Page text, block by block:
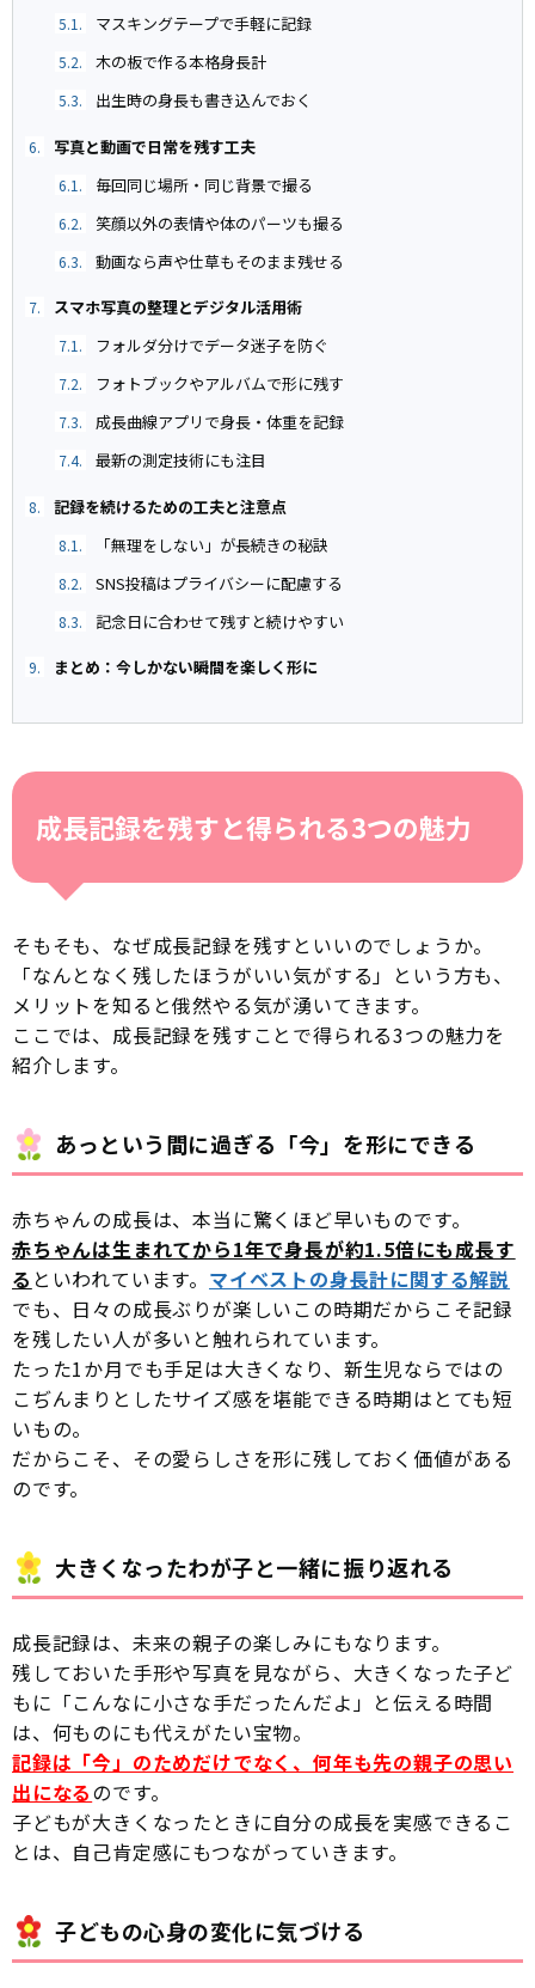
5.1. マスキングテープで手軽に記録
5.2. 木の板で作る本格身長計
5.3. 出生時の身長も書き込んでおく
6. 写真と動画で日常を残す工夫
6.1. 毎回同じ場所・同じ背景で撮る
6.2. 笑顔以外の表情や体のパーツも撮る
6.3. 動画なら声や仕草もそのまま残せる
7. スマホ写真の整理とデジタル活用術
7.1. フォルダ分けでデータ迷子を防ぐ
7.2. フォトブックやアルバムで形に残す
7.3. 成長曲線アプリで身長・体重を記録
7.4. 最新の測定技術にも注目
8. 記録を続けるための工夫と注意点
8.1. 「無理をしない」が長続きの秘訣
8.2. SNS投稿はプライバシーに配慮する
8.3. 記念日に合わせて残すと続けやすい
9. まとめ：今しかない瞬間を楽しく形に
成長記録を残すと得られる3つの魅力
そもそも、なぜ成長記録を残すといいのでしょうか。
「なんとなく残したほうがいい気がする」という方も、
メリットを知ると俄然やる気が湧いてきます。
ここでは、成長記録を残すことで得られる3つの魅力を
紹介します。
あっという間に過ぎる「今」を形にできる
赤ちゃんの成長は、本当に驚くほど早いものです。
赤ちゃんは生まれてから1年で身長が約1.5倍にも成長す
る といわれています。 マイベストの身長計に関する解説
でも、日々の成長ぶりが楽しいこの時期だからこそ記録
を残したい人が多いと触れられています。
たった1か月でも手足は大きくなり、新生児ならではの
こぢんまりとしたサイズ感を堪能できる時期はとても短
いもの。
だからこそ、その愛らしさを形に残しておく価値がある
のです。
大きくなったわが子と一緒に振り返れる
成長記録は、未来の親子の楽しみにもなります。
残しておいた手形や写真を見ながら、大きくなった子ど
もに「こんなに小さな手だったんだよ」と伝える時間
は、何ものにも代えがたい宝物。
記録は「今」のためだけでなく、何年も先の親子の思い
出になるのです。
子どもが大きくなったときに自分の成長を実感できるこ
とは、自己肯定感にもつながっていきます。
子どもの心身の変化に気づける